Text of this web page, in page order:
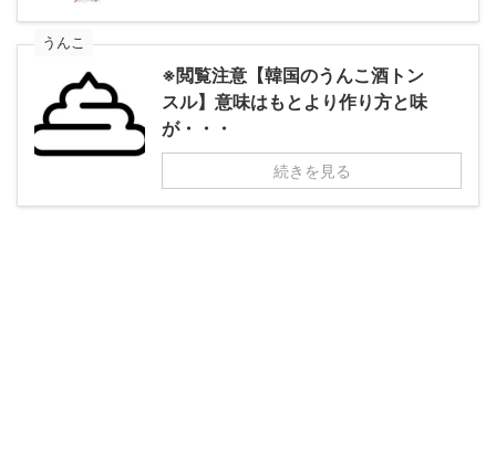
うんこ
※閲覧注意【韓国のうんこ酒トン
スル】意味はもとより作り方と味
が・・・
続きを見る